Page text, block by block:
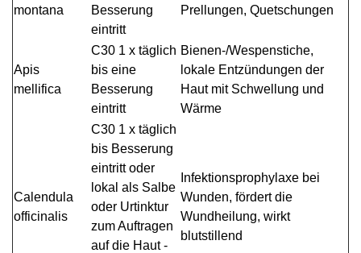
montana
Besserung
eintritt
Prellungen, Quetschungen
Apis
mellifica
C30 1 x täglich
bis eine
Besserung
eintritt
Bienen-/Wespenstiche,
lokale Entzündungen der
Haut mit Schwellung und
Wärme
Calendula
officinalis
C30 1 x täglich
bis Besserung
eintritt oder
lokal als Salbe
oder ­Urtinktur
zum Auftragen
auf die Haut ­
Infektionsprophylaxe bei
Wunden, fördert die
Wundheilung, wirkt
blutstillend